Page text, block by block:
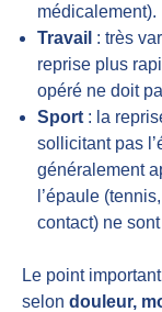
médicalement).
Travail : très
reprise plus
opéré ne doit
Sport: la
sollicitant pas
généralement
l’épaule
contact) ne
Le point
selon douleur,